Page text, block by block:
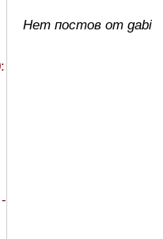
Нет постов от gabi